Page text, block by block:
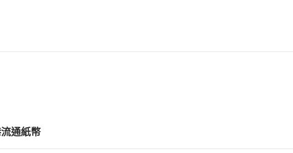
通紙幣